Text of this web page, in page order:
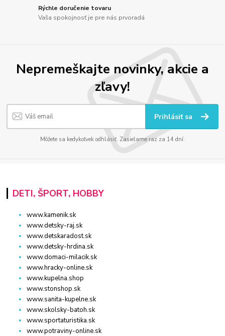
Rýchle doručenie tovaru
Vaša spokojnosť je pre nás prvoradá
Nepremeškajte novinky, akcie a
zľavy!
Prihlásiť sa
Môžete sa kedykoľvek odhlásiť. Zasielame raz za 14 dní.
DETI, ŠPORT, HOBBY
www.kamenik.sk
www.detsky-raj.sk
www.detskaradost.sk
www.detsky-hrdina.sk
www.domaci-milacik.sk
www.hracky-online.sk
www.kupelna.shop
www.stonshop.sk
www.sanita-kupelne.sk
www.skolsky-batoh.sk
www.sportaturistika.sk
www.potraviny-online.sk